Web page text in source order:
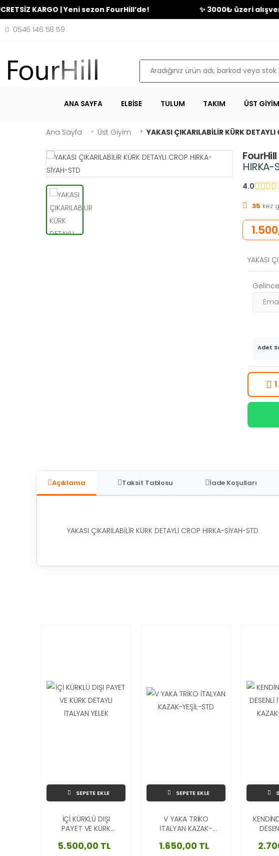
KARGO | Yeni sezon FourHill’de! ✨ 3000₺ üzeri
0546 146 58 59
Ara
ANA SAYFA ELBISE TULUM TAKIM ÜST GIYIM
Ana Sayfa Üst Giyim YAKASI ÇIKARILABİLİR KÜRK
FourHill
HIRKA-
4.0
35 kez
YAKASI
Adet
Açıklama Taksit Tablosu İade Koşulları
YAKASI ÇIKARILABİLİR KÜRK DETAYLI CROP HIRKA-SİYAH-STD
SEPETE EKLE
İÇİ KÜRKLÜ DIŞI
PAYET VE KÜRK
YELEK
5.500,00 TL
SEPETE EKLE
V YAKA TRİKO
İTALYAN KAZAK-
1.650,00 TL